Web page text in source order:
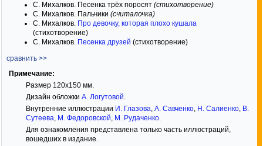
С. Михалков. Песенка трёх поросят (стихотворение)
С. Михалков. Пальчики (считалочка)
С. Михалков. Про девочку, которая плохо кушала
(стихотворение)
С. Михалков. Песенка друзей (стихотворение)
сравнить >>
Примечание:
Размер 120х150 мм.
Дизайн обложки А. Логутовой.
Внутренние иллюстрации И. Глазова, А. Савченко, Н. Салиенко, В.
Сутеева, М. Федоровской, М. Рудаченко.
Для ознакомления представлена только часть иллюстраций,
вошедших в издание.